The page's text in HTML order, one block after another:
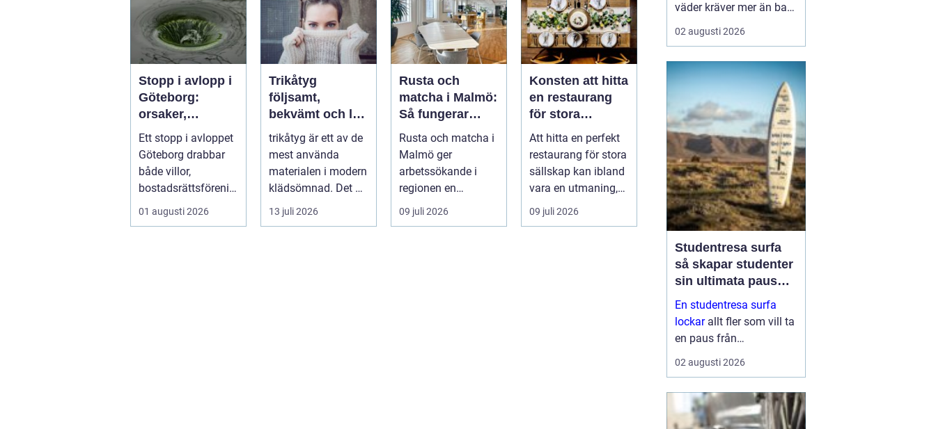
Stopp i avlopp i
Göteborg:
orsaker,
lösningar och
hur problem kan
undvikas
Ett stopp i avloppet
Göteborg drabbar
både villor,
bostadsrättsförenin
gar och h...
01 augusti 2026
Trikåtyg
följsamt,
bekvämt och lätt
att lyckas med
trikåtyg är ett av de
mest använda
materialen i modern
klädsömnad. Det är
mjukt, elastiskt och
formb...
13 juli 2026
Rusta och
matcha i Malmö:
Så fungerar
stödet för dig
som söker jobb
Rusta och matcha i
Malmö ger
arbetssökande i
regionen en
strukturerad och
personlig vä...
09 juli 2026
Konsten att hitta
en restaurang
för stora
sällskap på
Östermalm i
Stockholm
Att hitta en perfekt
restaurang för stora
sällskap kan ibland
vara en utmaning,
särsk...
09 juli 2026
väder kräver mer än bara
ett körkort och en pålitlig
bil. Däckens skick och
roll för både
bromssträcka, kontroll
och komfort. I en ort
som Vännäs, där
vintrarna ofta är långa
och vägar...
02 augusti 2026
Studentresa surfa
så skapar studenter
sin ultimata paus
från plugget
En studentresa surfa
lockarallt fler som vill ta
en paus från
föreläsningar, tentaplugg
och sena kvällar i
både fysisk utmaning
och mental
02 augusti 2026